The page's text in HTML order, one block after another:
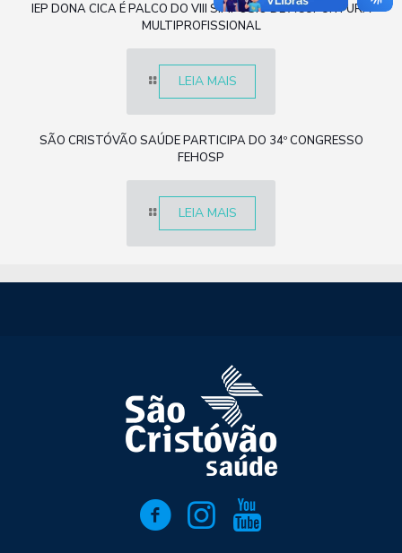
IEP DONA CICA É PALCO DO VIII SIMPÓSIO DE ACUPUNTURA
MULTIPROFISSIONAL
LEIA MAIS
SÃO CRISTÓVÃO SAÚDE PARTICIPA DO 34º CONGRESSO
FEHOSP
LEIA MAIS